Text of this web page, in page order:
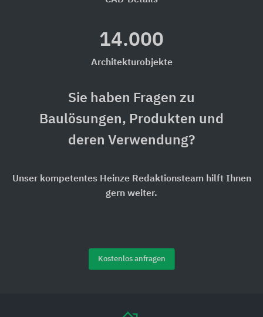
14.000
Architekturobjekte
Sie haben Fragen zu
Baulösungen, Produkten und
deren Verwendung?
Unser kompetentes Heinze Redaktionsteam hilft Ihnen
gern weiter.
Kostenlos anfragen